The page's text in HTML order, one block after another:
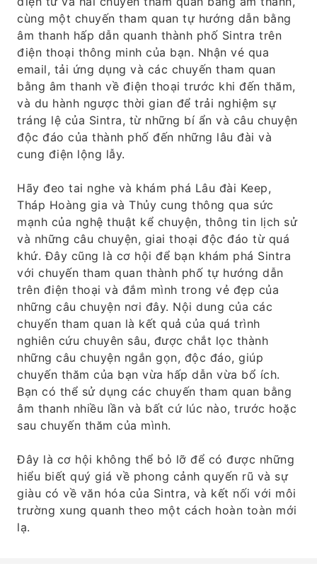
phố từ những điểm quan sát tốt nhất.
cùng một chuyến tham quan tự hướng dẫn bằng
âm thanh hấp dẫn quanh thành phố Sintra trên
điện thoại thông minh của bạn. Nhận vé qua
email, tải ứng dụng và các chuyến tham quan
bằng âm thanh về điện thoại trước khi đến thăm,
và du hành ngược thời gian để trải nghiệm sự
tráng lệ của Sintra, từ những bí ẩn và câu chuyện
độc đáo của thành phố đến những lâu đài và
cung điện lộng lẫy.
Hãy đeo tai nghe và khám phá Lâu đài Keep,
Tháp Hoàng gia và Thủy cung thông qua sức
mạnh của nghệ thuật kể chuyện, thông tin lịch sử
và những câu chuyện, giai thoại độc đáo từ quá
khứ. Đây cũng là cơ hội để bạn khám phá Sintra
với chuyến tham quan thành phố tự hướng dẫn
trên điện thoại và đắm mình trong vẻ đẹp của
những câu chuyện nơi đây. Nội dung của các
chuyến tham quan là kết quả của quá trình
nghiên cứu chuyên sâu, được chắt lọc thành
những câu chuyện ngắn gọn, độc đáo, giúp
chuyến thăm của bạn vừa hấp dẫn vừa bổ ích.
Bạn có thể sử dụng các chuyến tham quan bằng
âm thanh nhiều lần và bất cứ lúc nào, trước hoặc
sau chuyến thăm của mình.
Đây là cơ hội không thể bỏ lỡ để có được những
hiểu biết quý giá về phong cảnh quyến rũ và sự
giàu có về văn hóa của Sintra, và kết nối với môi
trường xung quanh theo một cách hoàn toàn mới
lạ.